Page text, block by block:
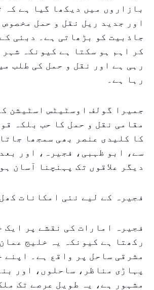
بازاروں میں دیکھا گیا ہے کہ
اور جدید ریل نقل و حمل مخصوص
جاذبیت کو بڑھاتی ہے۔ دبئی
کر اہم ہو سکتا ہے کیونکہ شہر
رہی ہے اور نقل و حمل کی طلب
رہا ہے۔
جمیرا گولف اوسٹیٹس اسٹیشن
مقامی نقل و حمل کا حب بلکہ
کا کلیدی عنصر بھی سمجھا
سے، ابو ظہبی، فجیرہ، اور
دیگر علاقوں تک پہنچنا آسان
فجیرہ کے لیے نئی امکانات
فجیرہ امارات کی نقشے پر ایک
رکھتا ہے کیونکہ یہ خلیج
مشرقی ساحل پر واقع ہے۔ اپنے
پہاڑی مناظر، ساحلوں، اور
مشہور ہے، یہ طویل عرصے تک